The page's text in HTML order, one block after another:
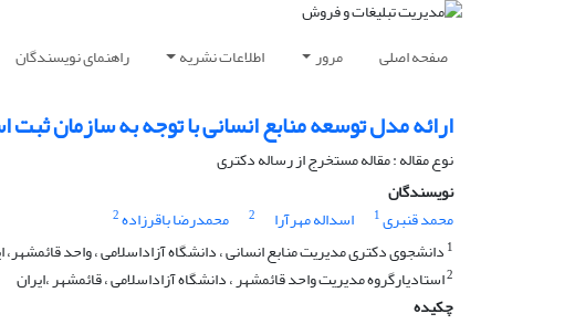
صفحه اصلی مرور اطلاعات نشریه راهنمای نویسندگان
ارائه مدل توسعه منابع انسانی با توجه به سازمان ثبت
نوع مقاله : مقاله مستخرج از رساله دکتری
نویسندگان
محمد قنبری1 اسداله مهرآرا 2 محمدرضا باقرزاده2
1 دانشجوی دکتری مدیریت منابع انسانی ، دانشگاه آزاداسلامی ، واحد قائمشهر،
2استادیارگروه مدیریت واحد قائمشهر ، دانشگاه آزاداسلامی ، قائمشهر ،ایران
چکیده